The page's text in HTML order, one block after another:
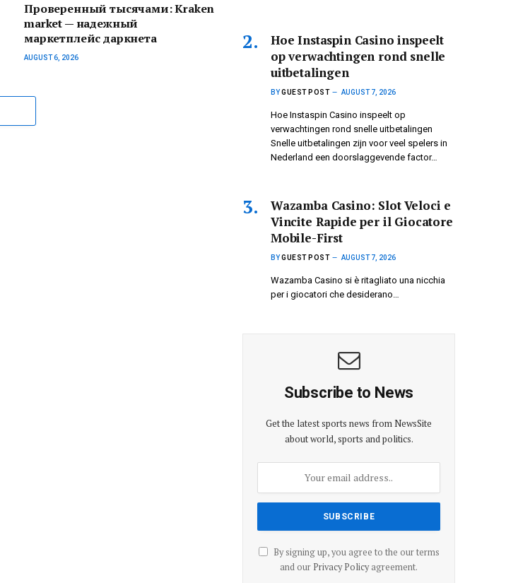
Проверенный тысячами: Kraken
market — надежный
маркетплейс даркнета
AUGUST 6, 2026
Hoe Instaspin Casino inspeelt
op verwachtingen rond snelle
uitbetalingen
BYGUEST POST AUGUST 7, 2026
Hoe Instaspin Casino inspeelt op
verwachtingen rond snelle uitbetalingen
Snelle uitbetalingen zijn voor veel spelers in
Nederland een doorslaggevende factor…
Wazamba Casino: Slot Veloci e
Vincite Rapide per il Giocatore
Mobile-First
BYGUEST POST AUGUST 7, 2026
Wazamba Casino si è ritagliato una nicchia
per i giocatori che desiderano…
Subscribe to News
Get the latest sports news from NewsSite
about world, sports and politics.
By signing up, you agree to the our terms
and our Privacy Policyagreement.